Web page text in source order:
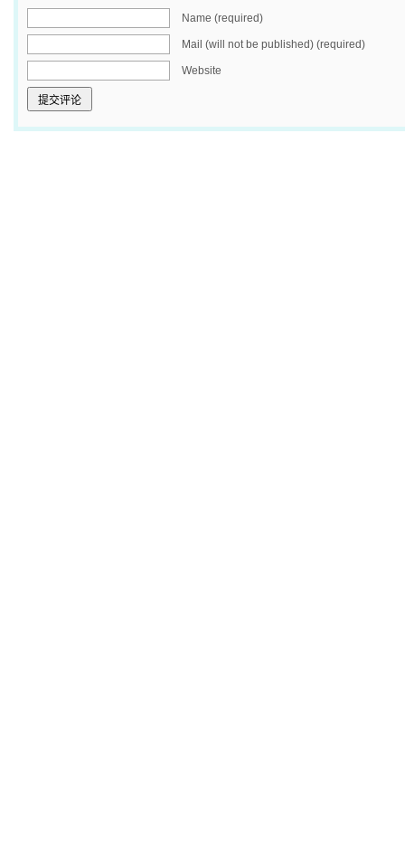
Name (required)
Mail (will not be published) (required)
Website